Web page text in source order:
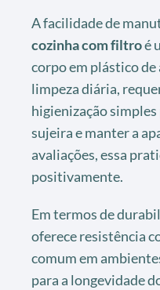
A facilidade de
cozinha com filtroé
corpo em plástico
limpeza diária,
higienização
sujeira e manter a
avaliações, essa
positivamente.
Em termos de
oferece resistência
comum em
para a longevidade